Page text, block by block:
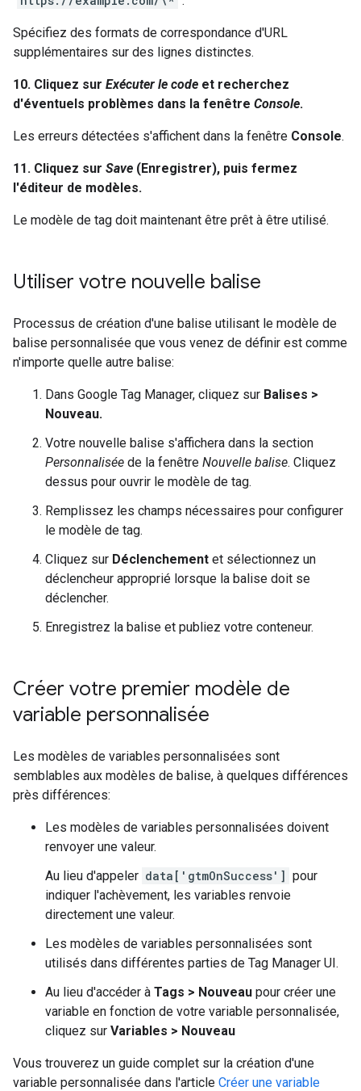
Spécifiez des formats de correspondance d'URL
supplémentaires sur des lignes distinctes.
10. Cliquez sur Exécuter le code et recherchez
d'éventuels problèmes dans la fenêtre Console.
Les erreurs détectées s'affichent dans la fenêtre Console.
11. Cliquez sur Save (Enregistrer), puis fermez
l'éditeur de modèles.
Le modèle de tag doit maintenant être prêt à être utilisé.
Utiliser votre nouvelle balise
Processus de création d'une balise utilisant le modèle de
balise personnalisée que vous venez de définir est comme
n'importe quelle autre balise:
Dans Google Tag Manager, cliquez sur Balises >
Nouveau.
Votre nouvelle balise s'affichera dans la section
Personnalisée de la fenêtre Nouvelle balise. Cliquez
dessus pour ouvrir le modèle de tag.
Remplissez les champs nécessaires pour configurer
le modèle de tag.
Cliquez sur Déclenchement et sélectionnez un
déclencheur approprié lorsque la balise doit se
déclencher.
Enregistrez la balise et publiez votre conteneur.
Créer votre premier modèle de
variable personnalisée
Les modèles de variables personnalisées sont
semblables aux modèles de balise, à quelques différences
près différences:
Les modèles de variables personnalisées doivent
renvoyer une valeur.
Au lieu d'appeler data['gtmOnSuccess'] pour
indiquer l'achèvement, les variables renvoie
directement une valeur.
Les modèles de variables personnalisées sont
utilisés dans différentes parties de Tag Manager UI.
Au lieu d'accéder à Tags > Nouveau pour créer une
variable en fonction de votre variable personnalisée,
cliquez sur Variables > Nouveau
Vous trouverez un guide complet sur la création d'une
variable personnalisée dans l'article Créer une variable